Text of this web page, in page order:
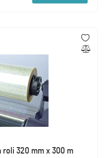
roli 320 mm x 300 m